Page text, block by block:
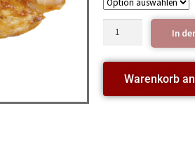
In
Warenkorb